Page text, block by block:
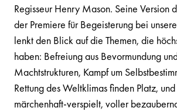
Regisseur Henry Mason. Seine Version
der Premiere für Begeisterung bei
lenkt den Blick auf die Themen, die
haben: Befreiung aus Bevormundung
Machtstrukturen, Kampf um
Rettung des Weltklimas finden Platz,
märchenhaft-verspielt, voller